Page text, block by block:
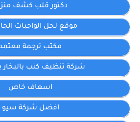
دكتور قلب كشف
موقع لحل الواجبات
مكتب ترجمة
شركة تنظيف كنب بالبخار
اسعاف خاص
افضل شركة سيو